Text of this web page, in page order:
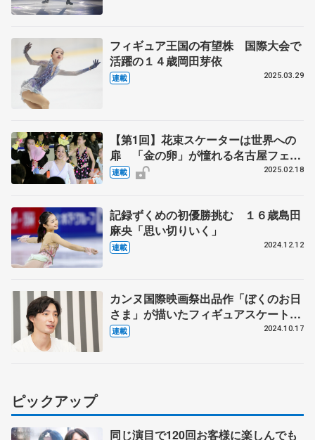
フィギュア王国の有望株 国際大会で
活躍の１４歳岡田芽依
連載 2025.03.29
【第1回】花束スケーターは世界への
扉 「金の卵」が憧れる名古屋フェス
ティバル 中村俊介「最も思い入れの
連載 2025.02.18
記録ずくめの初優勝挑む １６歳島田
麻央「思い切りいく」
連載 2024.12.12
カンヌ国際映画祭出品作「ぼくのお日
さま」が描いたフィギュアスケートの
リアル 監修した元フィギュアスケー
連載 2024.10.17
ピックアップ
同じ演目で120回お客様に楽しんでも